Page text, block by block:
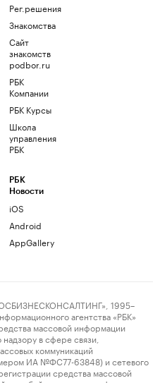
Рег.решения
Знакомства
Сайт
знакомств
podbor.ru
РБК
Компании
РБК Курсы
Школа
управления
РБК
РБК
Новости
iOS
Android
AppGallery
1995–
агентства «РБК»
массовой информации
в сфере связи,
коммуникаций
ИА №ФС77-63848) и сетевого
средства массовой